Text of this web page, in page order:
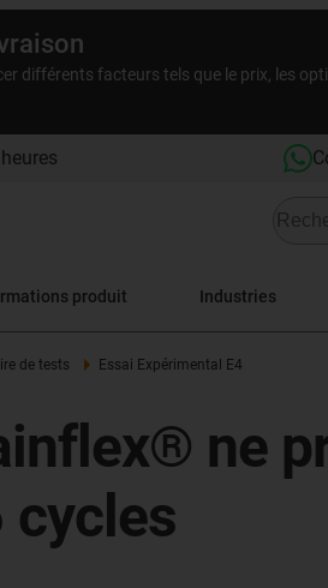
différents facteurs tels que le prix, les
produit Industries
de tests Essai Expérimental E4
ne
cycles